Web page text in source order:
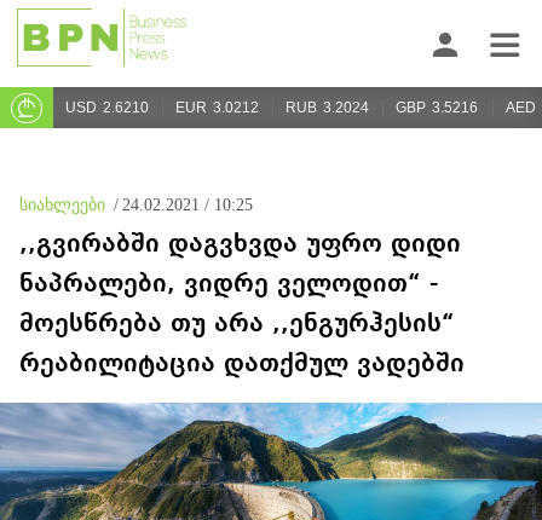
USD 2.6210 EUR 3.0212 RUB 3.2024 GBP 3.5216 AED
სიახლეები / 24.02.2021 / 10:25
,,გვირაბში დაგვხვდა უფრო დიდი
ნაპრალები, ვიდრე ველოდით“ -
მოესწრება თუ არა ,,ენგურჰესის“
რეაბილიტაცია დათქმულ ვადებში